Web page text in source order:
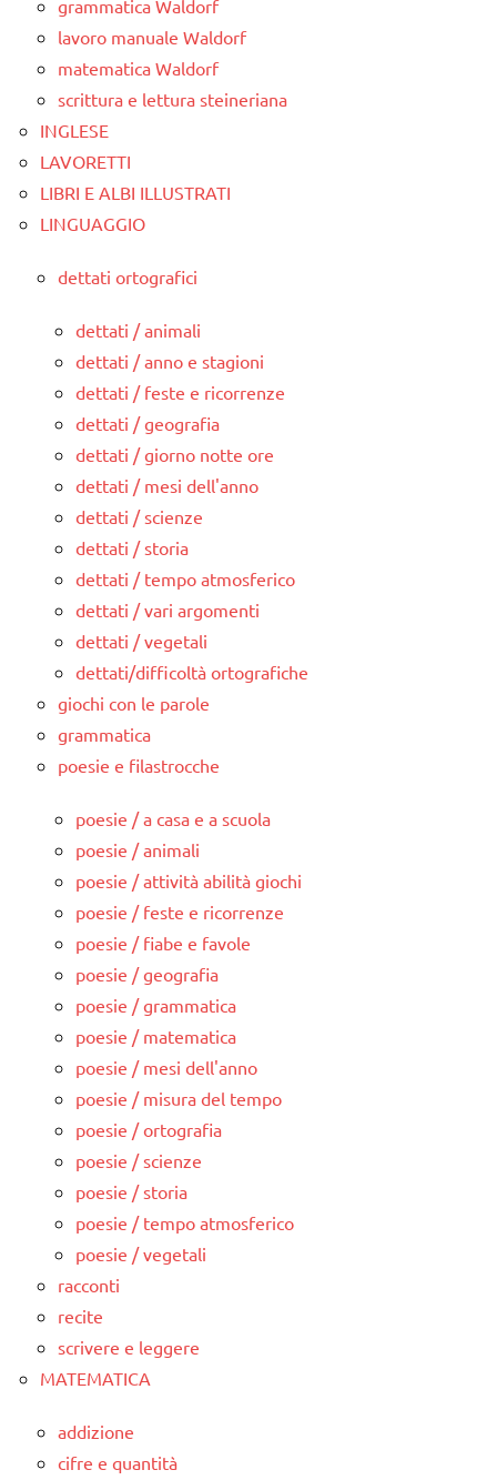
grammatica Waldorf
lavoro manuale Waldorf
matematica Waldorf
scrittura e lettura steineriana
INGLESE
LAVORETTI
LIBRI E ALBI ILLUSTRATI
LINGUAGGIO
dettati ortografici
dettati / animali
dettati / anno e stagioni
dettati / feste e ricorrenze
dettati / geografia
dettati / giorno notte ore
dettati / mesi dell'anno
dettati / scienze
dettati / storia
dettati / tempo atmosferico
dettati / vari argomenti
dettati / vegetali
dettati/difficoltà ortografiche
giochi con le parole
grammatica
poesie e filastrocche
poesie / a casa e a scuola
poesie / animali
poesie / attività abilità giochi
poesie / feste e ricorrenze
poesie / fiabe e favole
poesie / geografia
poesie / grammatica
poesie / matematica
poesie / mesi dell'anno
poesie / misura del tempo
poesie / ortografia
poesie / scienze
poesie / storia
poesie / tempo atmosferico
poesie / vegetali
racconti
recite
scrivere e leggere
MATEMATICA
addizione
cifre e quantità